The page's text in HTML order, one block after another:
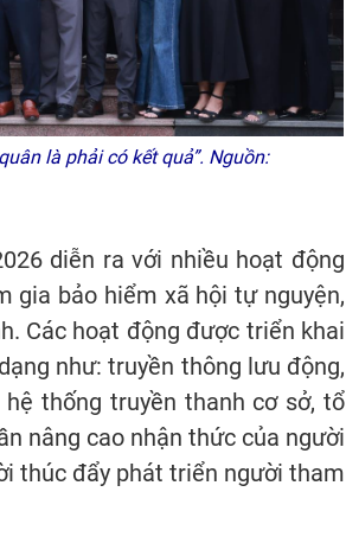
là phải có kết quả”. Nguồn:
diễn ra với nhiều hoạt động
gia bảo hiểm xã hội tự nguyện,
Các hoạt động được triển khai
như: truyền thông lưu động,
thống truyền thanh cơ sở, tổ
nâng cao nhận thức của người
thúc đẩy phát triển người tham